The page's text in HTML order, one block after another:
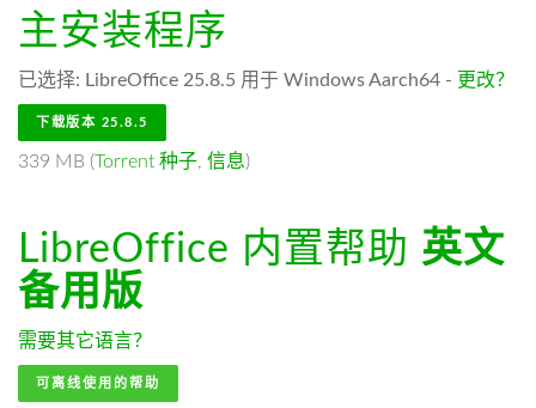
主安装程序
已选择: LibreOffice 25.8.5 用于 Windows Aarch64 - 更改？
下载版本 25.8.5
339 MB (Torrent 种子, 信息)
LibreOffice 内置帮助 英文
备用版
需要其它语言？
可离线使用的帮助